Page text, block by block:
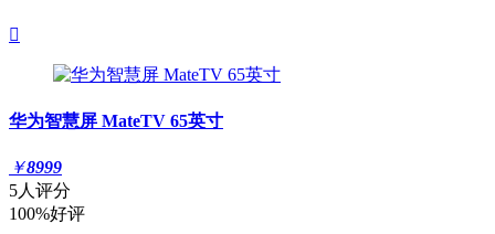

华为智慧屏 MateTV 65英寸
￥8999
5人评分
100%好评